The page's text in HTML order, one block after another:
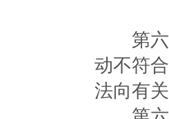
第六
动不符
法向有